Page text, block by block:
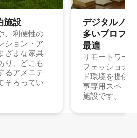
施⁠設
、利便性の
ション・ア
ざまな家具
り、どこも
るアメニテ
そろってい
デジタルノ
多⁠いプ⁠ロ⁠フ⁠
最⁠適
リモートワー
フェッショナ
ド環境を提供
事専用スペー
施設です。